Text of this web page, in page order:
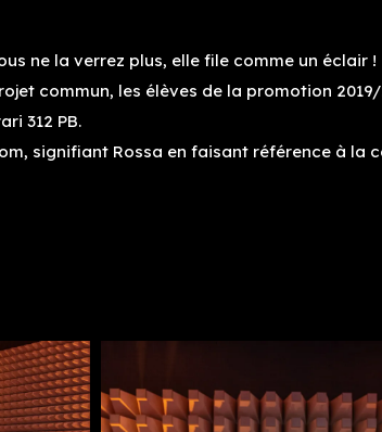
ne la verrez plus, elle file comme un éclair !
commun, les élèves de la promotion
312 PB.
signifiant Rossa en faisant référence à